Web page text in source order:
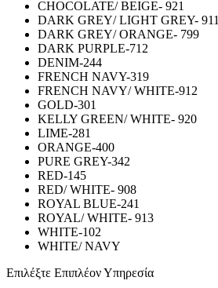
CHOCOLATE/ BEIGE- 921
DARK GREY/ LIGHT GREY- 911
DARK GREY/ ORANGE- 799
DARK PURPLE-712
DENIM-244
FRENCH NAVY-319
FRENCH NAVY/ WHITE-912
GOLD-301
KELLY GREEN/ WHITE- 920
LIME-281
ORANGE-400
PURE GREY-342
RED-145
RED/ WHITE- 908
ROYAL BLUE-241
ROYAL/ WHITE- 913
WHITE-102
WHITE/ NAVY
Επιλέξτε Επιπλέον Υπηρεσία